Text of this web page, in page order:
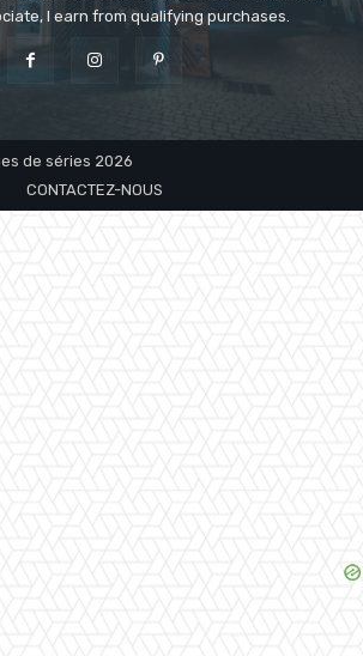
I earn from qualifying purchases.
de séries 2026
CONTACTEZ-NOUS